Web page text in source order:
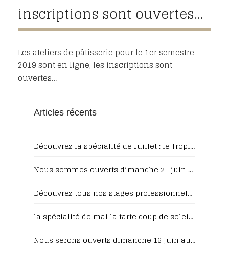
inscriptions sont ouvertes…
Les ateliers de pâtisserie pour le 1er semestre
2019 sont en ligne, les inscriptions sont
ouvertes…
Articles récents
Découvrez la spécialité de Juillet : le Tropique
Nous sommes ouverts dimanche 21 juin de 7h30 à 13h00 pour la fête des pères
Découvrez tous nos stages professionnels pour 2025
la spécialité de mai la tarte coup de soleil sera toujours disponible en juin, pour votre plus grand plaisir
Nous serons ouverts dimanche 16 juin au matin pour la fête des pères, pensez à commander sur notre pâtisserie en ligne.